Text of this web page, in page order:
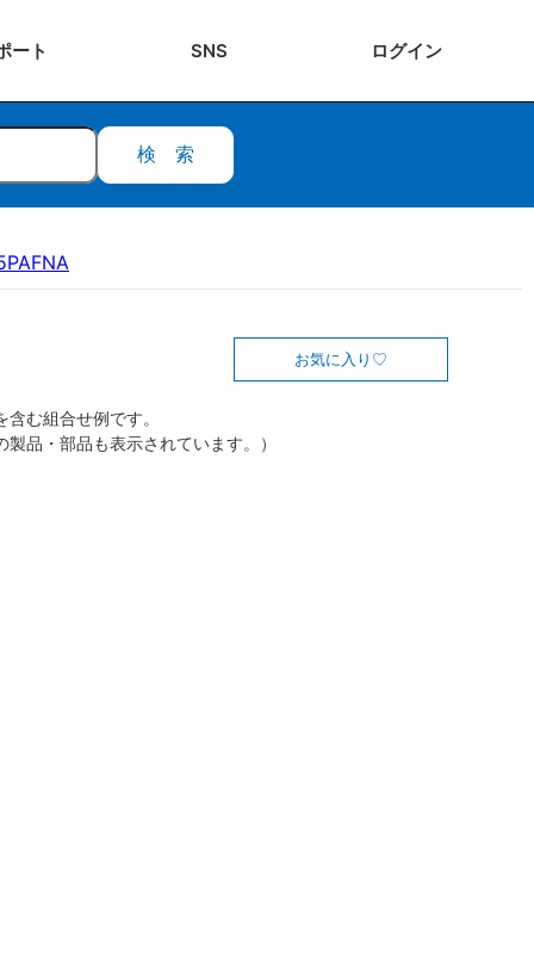
ート SNS ログイン
検索
お気に入り
む組合せ例です。
製品・部品も表示されています。）